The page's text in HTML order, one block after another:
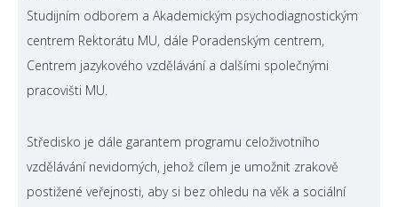
Studijním odborem a Akademickým psychodiagnostickým
centrem Rektorátu MU, dále Poradenským centrem,
Centrem jazykového vzdělávání a dalšími společnými
pracovišti MU.
Středisko je dále garantem programu celoživotního
vzdělávání nevidomých, jehož cílem je umožnit zrakově
postižené veřejnosti, aby si bez ohledu na věk a sociální